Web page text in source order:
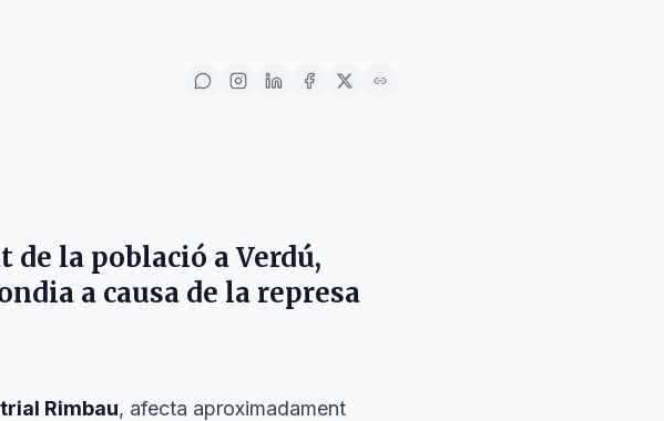
de la població aVerdú,
a causa de la represa
Rimbau, afecta aproximadament